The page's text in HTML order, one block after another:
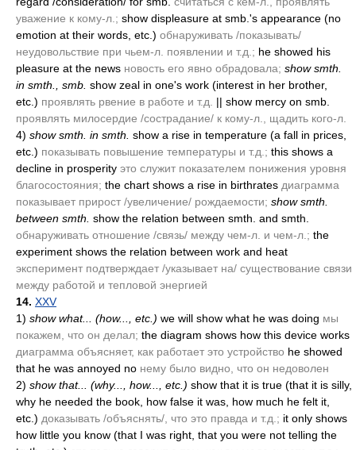
уважение к кому-л.; show displeasure at smb.'s appearance (no
emotion at their words, etc.) обнаруживать /показывать/
неудовольствие при чьем-л. появлении и т.д.; he showed his
pleasure at the news новость его явно обрадовала; show smth.
in smth., smb. show zeal in one's work (interest in her brother,
etc.) проявлять рвение в работе и т.д.
|| show mercy on smb.
проявлять милосердие /сострадание/ к кому-л., щадить кого-л.
4) show smth. in smth. show a rise in temperature (a fall in prices,
etc.) показывать повышение температуры и т.д.; this shows a
decline in prosperity это служит показателем понижения уровня
благосостояния; the chart shows a rise in birthrates диаграмма
показывает прирост /увеличение/ рождаемости; show smth.
between smth. show the relation between smth. and smth.
обнаруживать отношение /связь/ между чем-л. и чем-л.; the
experiment shows the relation between work and heat
эксперимент подтверждает /указывает на/ существование связи
между работой и тепловой энергией
14. XXV
1) show what... (how..., etc.) we will show what he was doing мы
покажем, что он делал; the diagram shows how this device works
диаграмма объясняет, как работает это устройство he showed
that he was annoyed no нему было видно, что он недоволен
2) show that... (why..., how..., etc.) show that it is true (that it is silly,
why he needed the book, how false it was, how much he felt it,
etc.) доказывать /объяснять/, что это правда и т.д.; it only shows
how little you know (that I was right, that you were not telling the